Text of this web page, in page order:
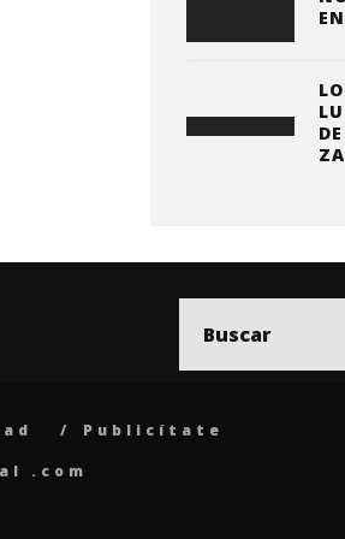
Publicítate
.com